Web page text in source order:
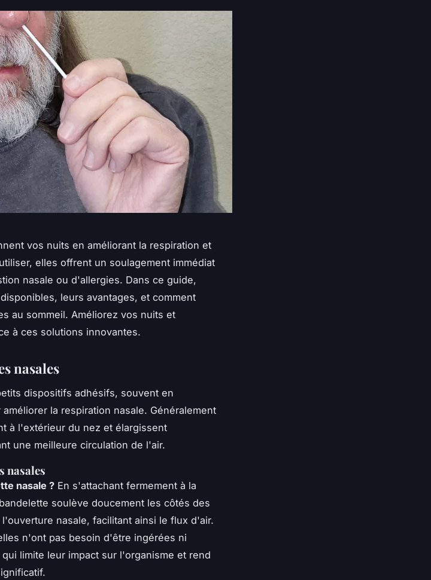
vos nuits en améliorant la respiration et
elles offrent un soulagement immédiat
nasale ou d'allergies. Dans ce guide,
leurs avantages, et comment
au sommeil. Améliorez vos nuits et
à ces solutions innovantes.
nasales
dispositifs adhésifs, souvent en
la respiration nasale. Généralement
à l'extérieur du nez et élargissent
une meilleure circulation de l'air.
nasales
nasale ? En s'attachant fermement à la
soulève doucement les côtés des
nasale, facilitant ainsi le flux d'air.
n'ont pas besoin d'être ingérées ni
limite leur impact sur l'organisme et rend